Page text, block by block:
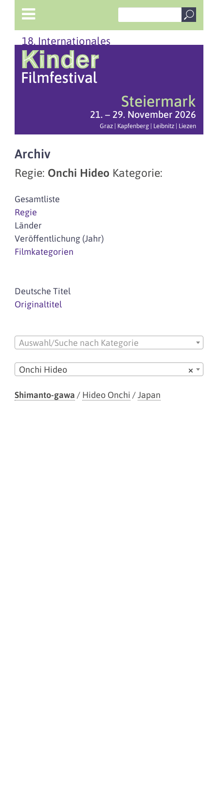
18. Internationales
Steiermark
21. – 29. November 2026
Graz | Kapfenberg | Leibnitz | Liezen
Archiv
Regie: Onchi Hideo Kategorie:
Gesamtliste
Regie
Länder
Veröffentlichung (Jahr)
Filmkategorien
Deutsche Titel
Originaltitel
Auswahl/Suche nach Kategorie
×
Onchi Hideo
Shimanto-gawa / Hideo Onchi /Japan